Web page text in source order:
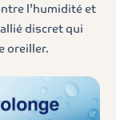
l’humidité et
discret qui
oreiller.